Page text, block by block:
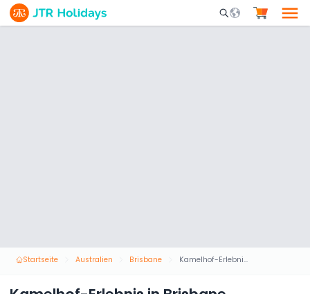
Mobile Search
Startseite Australien Brisbane Kamelhof-Erlebnis in Brisbane